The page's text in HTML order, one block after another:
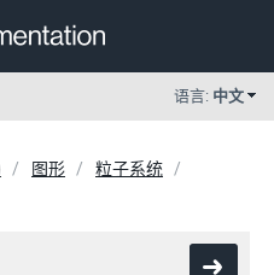
语言: 中文
图形
粒子系统